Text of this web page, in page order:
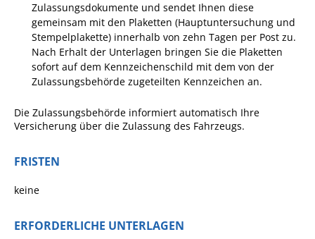
RADKultur in
Gemmrigheim
Angebote für Senioren
Kinder und Jugendliche
Orestiada
MEIN GEMMRIGHEIM
Zulassungsdokumente und sendet Ihnen diese
gemeinsam mit den Plaketten (Hauptuntersuchung und
Stempelplakette) innerhalb von zehn Tagen per Post zu.
Nach Erhalt der Unterlagen bringen Sie die Plaketten
sofort auf dem Kennzeichenschild mit dem von der
Zulassungsbehörde zugeteilten Kennzeichen an.
Die Zulassungsbehörde informiert automatisch Ihre
Versicherung über die Zulassung des Fahrzeugs.
FRISTEN
keine
ERFORDERLICHE UNTERLAGEN